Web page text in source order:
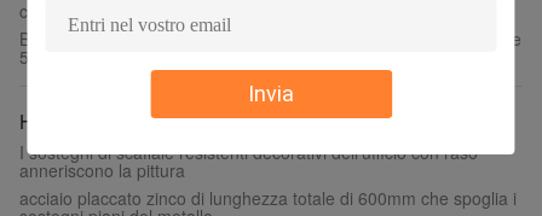
Invia
contemporaneo della porta per i bagni
Bronzo sfregato olio decorativo del gancio dell'abito dell'hardware
5-7/8 della porta del garage„ doppio
Hardware della costruzione
I sostegni di scaffale resistenti decorativi dell'ufficio con raso
anneriscono la pittura
acciaio placcato zinco di lunghezza totale di 600mm che spoglia i